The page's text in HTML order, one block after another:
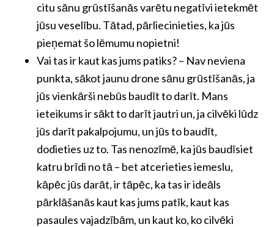
citu sānu grūstīšanās varētu negatīvi ietekmēt
jūsu veselību. Tātad, pārliecinieties, ka jūs
pieņemat šo lēmumu nopietni!
Vai tas ir kaut kas jums patiks? – Nav neviena
punkta, sākot jaunu drone sānu grūstīšanās, ja
jūs vienkārši nebūs baudīt to darīt. Mans
ieteikums ir sākt to darīt jautri un, ja cilvēki lūdz
jūs darīt pakalpojumu, un jūs to baudīt,
dodieties uz to. Tas nenozīmē, ka jūs baudīsiet
katru brīdi no tā – bet atcerieties iemeslu,
kāpēc jūs darāt, ir tāpēc, ka tas ir ideāls
pārklāšanās kaut kas jums patīk, kaut kas
pasaules vajadzībām, un kaut ko, ko cilvēki